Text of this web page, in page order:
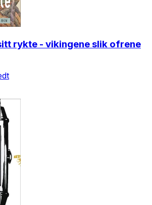
rykte - vikingene slik ofrene